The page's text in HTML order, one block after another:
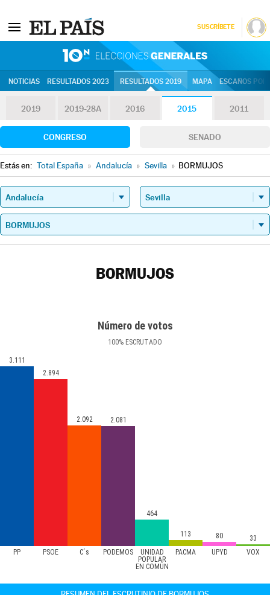
SUSCRÍBETE
NOTICIAS RESULTADOS 2023 RESULTADOS 2019 MAPA ESCAÑOS
2019 2019-28A 2016 2015 2011
CONGRESO SENADO
Estás en: Total España » Andalucía » Sevilla » BORMUJOS
BORMUJOS
Número de votos
100% ESCRUTADO
PP PSOE C´s PODEMOS
UNIDAD
POPULAR
EN COMÚN
PACMA UPYD VOX
3.111
2.894
2.092 2.081
464
113 80 33